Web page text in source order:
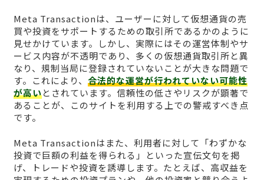
Meta Transactionは、ユーザーに対して仮想通貨の売
買や投資をサポートするための取引所であるかのように
見せかけています。しかし、実際にはその運営体制やサ
ービス内容が不透明であり、多くの仮想通貨取引所と異
なり、規制当局に登録されていないことが大きな問題で
す。これにより、 合法的な運営が行われていない可能性
が高いとされています。信頼性の低さやリスクが顕著で
あることが、このサイトを利用する上での警戒すべき点
です。
Meta Transactionはまた、利用者に対して「わずかな
投資で巨額の利益を得られる」といった宣伝文句を掲
げ、トレードや投資を誘導します。たとえば、高収益を